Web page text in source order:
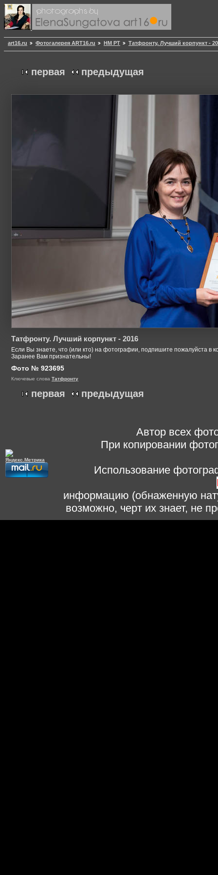
art16.ru Фотогалерея ART16.ru НМ РТ Татфронту. Лучший корпункт -
первая предыдущая
Татфронту. Лучший корпункт - 2016
Если Вы знаете, что (или кто) на фотографии, подпишите пожалуйста в
Заранее Вам признательны!
Фото № 923695
Ключевые слова Татфронту
первая предыдущая
Автор всех
При копировании
Использование
информацию (обнаженную
возможно, черт их знает, не